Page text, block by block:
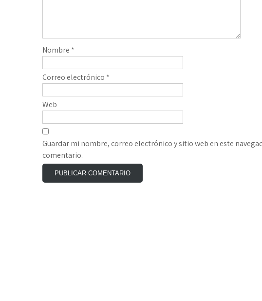
Nombre *
Correo electrónico *
Web
Guardar mi nombre, correo electrónico y sitio web en este
comentario.